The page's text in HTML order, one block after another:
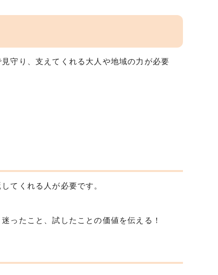
守り、支えてくれる大人や地域の力が必要
てくれる人が必要です。
ったこと、試したことの価値を伝える！